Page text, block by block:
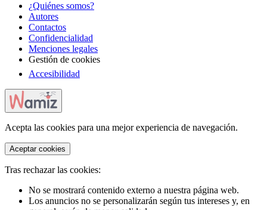
¿Quiénes somos?
Autores
Contactos
Confidencialidad
Menciones legales
Gestión de cookies
Accesibilidad
Acepta las cookies para una mejor experiencia de navegación.
Aceptar cookies
Tras rechazar las cookies:
No se mostrará contenido externo a nuestra página web.
Los anuncios no se personalizarán según tus intereses y, en